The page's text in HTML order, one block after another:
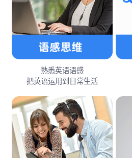
熟悉英语语感
把英语运用到日常生活